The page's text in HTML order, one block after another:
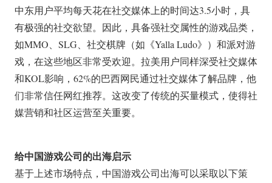
中东用户平均每天花在社交媒体上的时间达3.5小时，具
有极强的社交欲望。因此，具备强社交属性的游戏品类，
如MMO、SLG、社交棋牌（如《Yalla Ludo》）和派对游
戏，在这些地区非常受欢迎。拉美用户同样深受社交媒体
和KOL影响，62%的巴西网民通过社交媒体了解品牌，他
们非常信任网红推荐。这改变了传统的买量模式，使得社
媒营销和社区运营至关重要。
给中国游戏公司的出海启示
基于上述市场特点，中国游戏公司出海可以采取以下策